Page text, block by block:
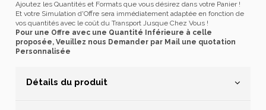
Ajoutez les Quantités et Formats que vous désirez dans votre Panier !
Et votre Simulation d'Offre sera immédiatement adaptée en fonction de
vos quantités avec le coût du Transport Jusque Chez Vous !
Pour une Offre avec une Quantité Inférieure à celle
proposée, Veuillez nous Demander par Mail une quotation
Personnalisée
Détails du produit